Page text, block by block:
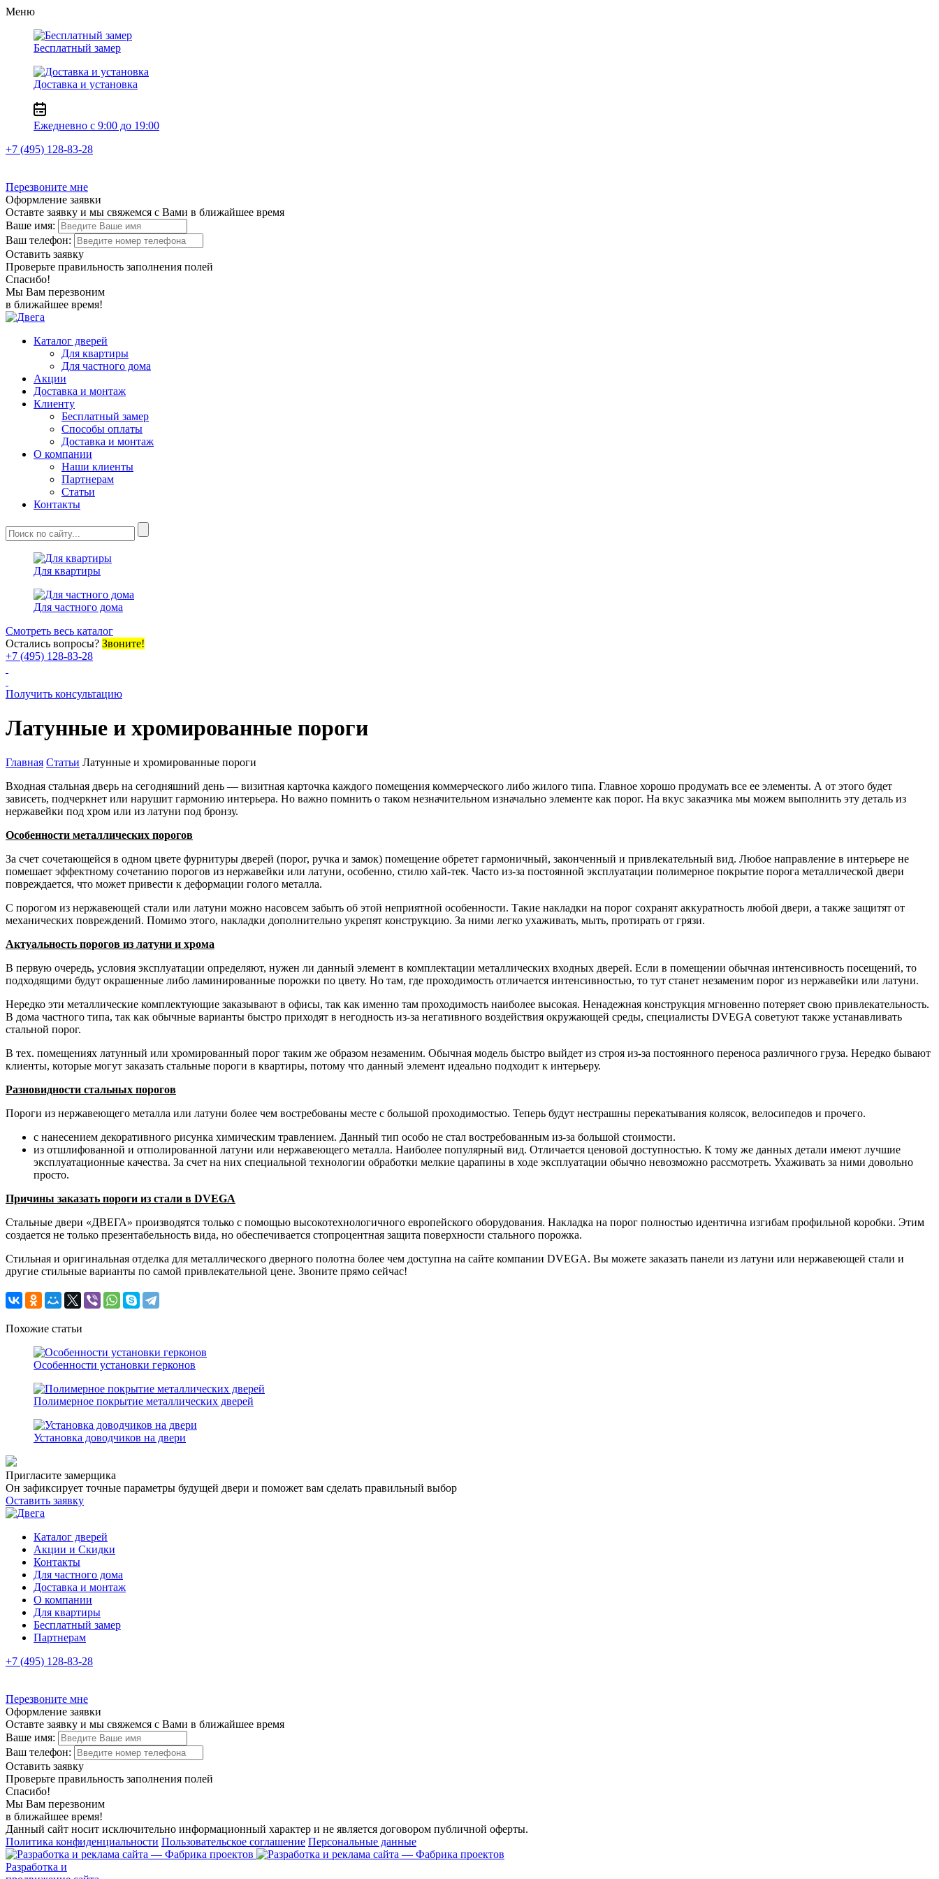
Меню
Бесплатный замер
Доставка и установка
Ежедневно с 9:00 до 19:00
+7 (495) 128-83-28
Перезвоните мне
Оформление заявки
Оставте заявку и мы свяжемся с Вами в ближайшее время
Ваше имя:
Ваш телефон:
Оставить заявку
Проверьте правильность заполнения полей
Спасибо!
Мы Вам перезвоним
в ближайшее время!
Каталог дверей
Для квартиры
Для частного дома
Акции
Доставка и монтаж
Клиенту
Бесплатный замер
Способы оплаты
Доставка и монтаж
О компании
Наши клиенты
Партнерам
Статьи
Контакты
Для квартиры
Для частного дома
Смотреть весь каталог
Остались вопросы? Звоните!
+7 (495) 128-83-28
Получить консультацию
Латунные и хромированные пороги
Главная Статьи Латунные и хромированные пороги
Входная стальная дверь на сегодняшний день — визитная карточка каждого помещения коммерческого либо жилого типа. Главное хорошо продумать все ее элементы. А от этого будет
зависеть, подчеркнет или нарушит гармонию интерьера. Но важно помнить о таком незначительном изначально элементе как порог. На вкус заказчика мы можем выполнить эту деталь из
нержавейки под хром или из латуни под бронзу.
Особенности металлических порогов
За счет сочетающейся в одном цвете фурнитуры дверей (порог, ручка и замок) помещение обретет гармоничный, законченный и привлекательный вид. Любое направление в интерьере не
помешает эффектному сочетанию порогов из нержавейки или латуни, особенно, стилю хай-тек. Часто из-за постоянной эксплуатации полимерное покрытие порога металлической двери
повреждается, что может привести к деформации голого металла.
С порогом из нержавеющей стали или латуни можно насовсем забыть об этой неприятной особенности. Такие накладки на порог сохранят аккуратность любой двери, а также защитят от
механических повреждений. Помимо этого, накладки дополнительно укрепят конструкцию. За ними легко ухаживать, мыть, протирать от грязи.
Актуальность порогов из латуни и хрома
В первую очередь, условия эксплуатации определяют, нужен ли данный элемент в комплектации металлических входных дверей. Если в помещении обычная интенсивность посещений, то
подходящими будут окрашенные либо ламинированные порожки по цвету. Но там, где проходимость отличается интенсивностью, то тут станет незаменим порог из нержавейки или латуни.
Нередко эти металлические комплектующие заказывают в офисы, так как именно там проходимость наиболее высокая. Ненадежная конструкция мгновенно потеряет свою привлекательность.
В дома частного типа, так как обычные варианты быстро приходят в негодность из-за негативного воздействия окружающей среды, специалисты DVEGA советуют также устанавливать
стальной порог.
В тех. помещениях латунный или хромированный порог таким же образом незаменим. Обычная модель быстро выйдет из строя из-за постоянного переноса различного груза. Нередко бывают
клиенты, которые могут заказать стальные пороги в квартиры, потому что данный элемент идеально подходит к интерьеру.
Разновидности стальных порогов
Пороги из нержавеющего металла или латуни более чем востребованы месте с большой проходимостью. Теперь будут нестрашны перекатывания колясок, велосипедов и прочего.
с нанесением декоративного рисунка химическим травлением. Данный тип особо не стал востребованным из-за большой стоимости.
из отшлифованной и отполированной латуни или нержавеющего металла. Наиболее популярный вид. Отличается ценовой доступностью. К тому же данных детали имеют лучшие
эксплуатационные качества. За счет на них специальной технологии обработки мелкие царапины в ходе эксплуатации обычно невозможно рассмотреть. Ухаживать за ними довольно
просто.
Причины заказать пороги из стали в DVEGA
Стальные двери «ДВЕГА» производятся только с помощью высокотехнологичного европейского оборудования. Накладка на порог полностью идентична изгибам профильной коробки. Этим
создается не только презентабельность вида, но обеспечивается стопроцентная защита поверхности стального порожка.
Стильная и оригинальная отделка для металлического дверного полотна более чем доступна на сайте компании DVEGA. Вы можете заказать панели из латуни или нержавеющей стали и
другие стильные варианты по самой привлекательной цене. Звоните прямо сейчас!
Похожие статьи
Особенности установки герконов
Полимерное покрытие металлических дверей
Установка доводчиков на двери
Пригласите замерщика
Он зафиксирует точные параметры будущей двери и поможет вам сделать правильный выбор
Оставить заявку
Каталог дверей
Акции и Скидки
Контакты
Для частного дома
Доставка и монтаж
О компании
Для квартиры
Бесплатный замер
Партнерам
+7 (495) 128-83-28
Перезвоните мне
Оформление заявки
Оставте заявку и мы свяжемся с Вами в ближайшее время
Ваше имя:
Ваш телефон:
Оставить заявку
Проверьте правильность заполнения полей
Спасибо!
Мы Вам перезвоним
в ближайшее время!
Данный сайт носит исключительно информационный характер и не является договором публичной оферты.
Политика конфиденциальности Пользовательское соглашение Персональные данные
Разработка и